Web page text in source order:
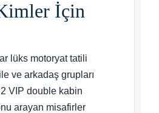
İçin
lüks motoryat tatili
ve arkadaş grupları
VIP double kabin
arayan misafirler